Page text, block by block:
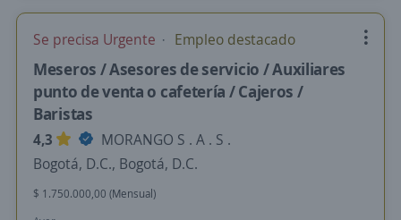
Se precisa Urgente Empleo destacado
Meseros / Asesores de servicio / Auxiliares
punto de venta o cafetería / Cajeros /
Baristas
4,3
MORANGO S . A . S .
Bogotá, D.C., Bogotá, D.C.
$ 1.750.000,00 (Mensual)